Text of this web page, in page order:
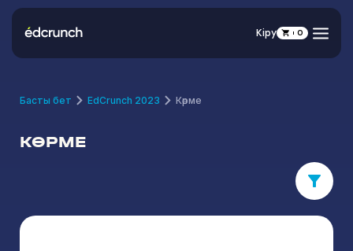
Кіру 0
Басты бет EdCrunch 2023 Көрме
КӨРМЕ